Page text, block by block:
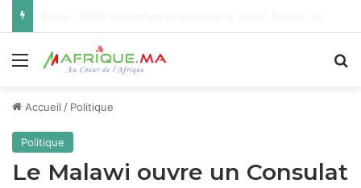
Menu
Accueil / Politique
Politique
Le Malawi ouvre un Consulat